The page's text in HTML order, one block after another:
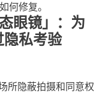
何修复。
眼镜」：为
隐私考验
所隐蔽拍摄和同意权